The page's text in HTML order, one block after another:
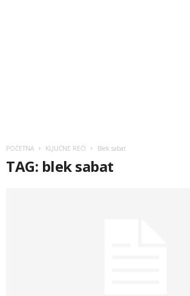
POČETNA KLJUČNE REČI Blek sabat
TAG: blek sabat